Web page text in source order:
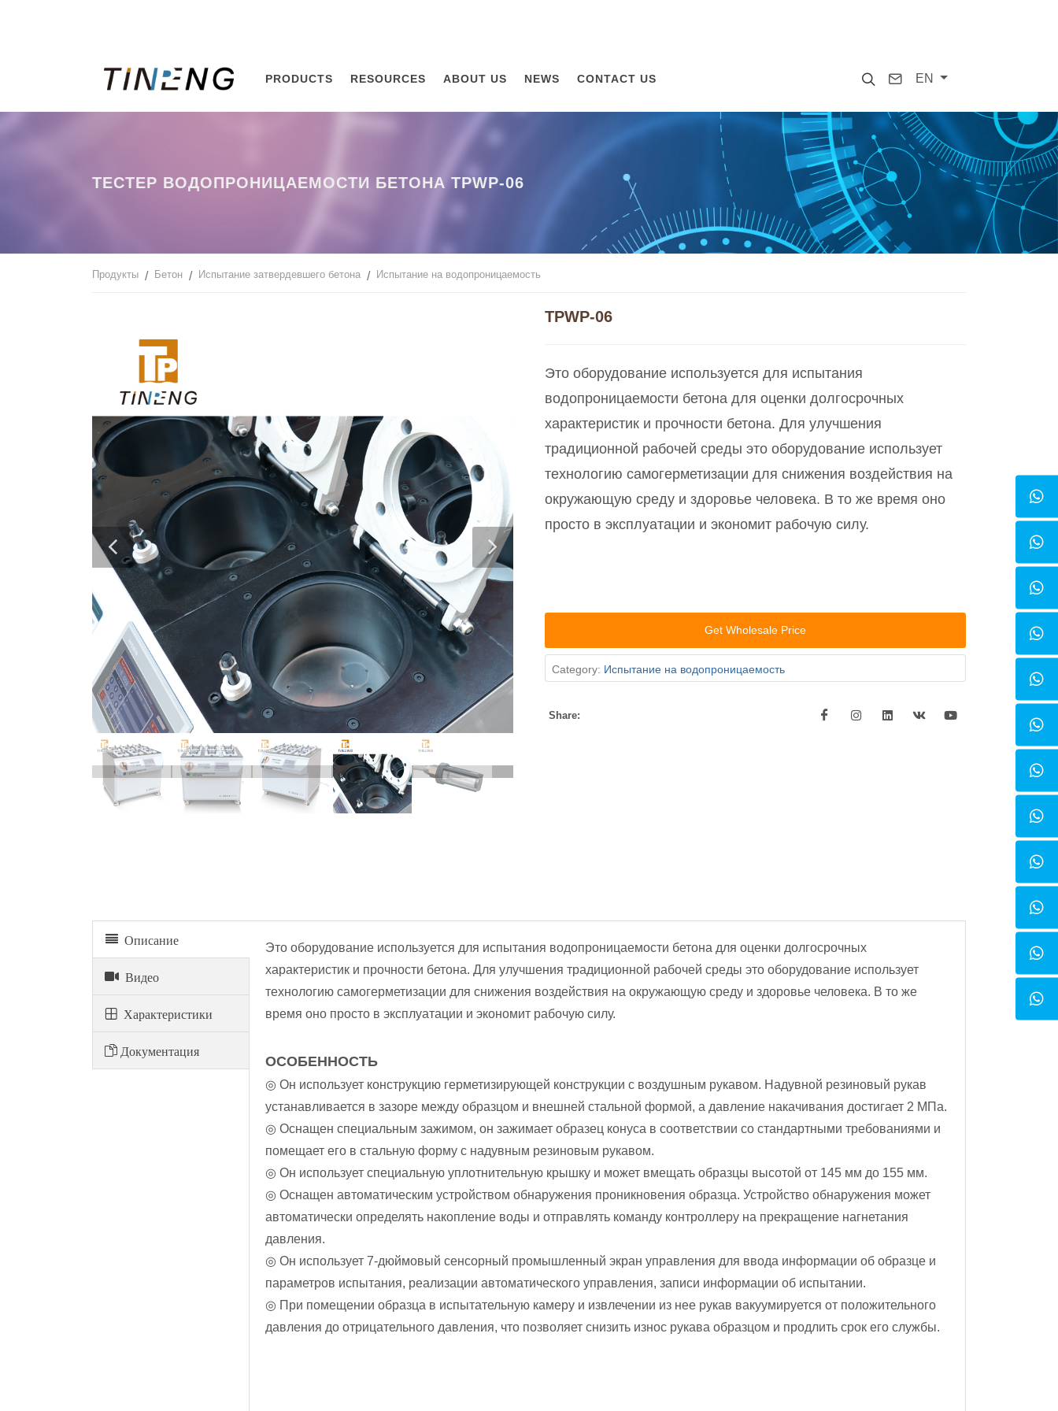
SearchContact
EN
PRODUCTS RESOURCES ABOUT US NEWS CONTACT US
ТЕСТЕР ВОДОПРОНИЦАЕМОСТИ БЕТОНА TPWP-06
Продукты Бетон Испытание затвердевшего бетона Испытание на водопроницаемость
TPWP-06
Это оборудование используется для испытания
водопроницаемости бетона для оценки долгосрочных
характеристик и прочности бетона. Для улучшения
традиционной рабочей среды это оборудование использует
технологию самогерметизации для снижения воздействия на
окружающую среду и здоровье человека. В то же время оно
просто в эксплуатации и экономит рабочую силу.
Get Wholesale Price
Category: Испытание на водопроницаемость
Share:
Описание
Видео
Xарактеристики
Документация
Это оборудование используется для испытания водопроницаемости бетона для оценки долгосрочных
характеристик и прочности бетона. Для улучшения традиционной рабочей среды это оборудование использует
технологию самогерметизации для снижения воздействия на окружающую среду и здоровье человека. В то же
время оно просто в эксплуатации и экономит рабочую силу.
ОСОБЕННОСТЬ
◎ Он использует конструкцию герметизирующей конструкции с воздушным рукавом. Надувной резиновый рукав
устанавливается в зазоре между образцом и внешней стальной формой, а давление накачивания достигает 2 МПа.
◎ Оснащен специальным зажимом, он зажимает образец конуса в соответствии со стандартными требованиями и
помещает его в стальную форму с надувным резиновым рукавом.
◎ Он использует специальную уплотнительную крышку и может вмещать образцы высотой от 145 мм до 155 мм.
◎ Оснащен автоматическим устройством обнаружения проникновения образца. Устройство обнаружения может
автоматически определять накопление воды и отправлять команду контроллеру на прекращение нагнетания
давления.
◎ Он использует 7-дюймовый сенсорный промышленный экран управления для ввода информации об образце и
параметров испытания, реализации автоматического управления, записи информации об испытании.
◎ При помещении образца в испытательную камеру и извлечении из нее рукав вакуумируется от положительного
давления до отрицательного давления, что позволяет снизить износ рукава образцом и продлить срок его службы.